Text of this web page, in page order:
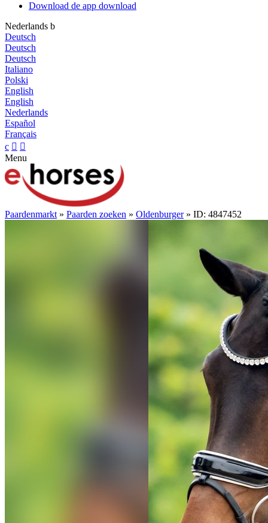
Download de app download
Nederlands b
Deutsch
Deutsch
Deutsch
Italiano
Polski
English
English
Nederlands
Español
Français
c  
Menu
Paardenmarkt » Paarden zoeken » Oldenburger» ID: 4847452